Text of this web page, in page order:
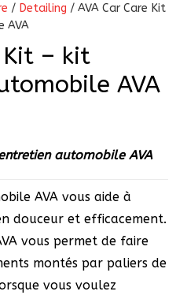
/ Detailing / AVA Car Care Kit
AVA
Kit – kit
AVA
automobile AVA
AVA vous aide à
douceur et efficacement.
vous permet de faire
montés par paliers de
vous voulez